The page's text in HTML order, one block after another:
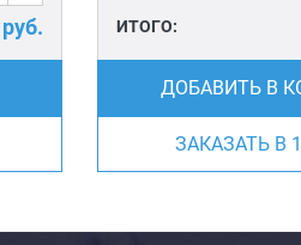
руб. ИТОГО:
ДОБАВИТЬ В
ЗАКАЗАТЬ В